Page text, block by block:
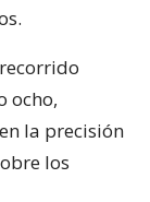
ocho,
la precisión
los